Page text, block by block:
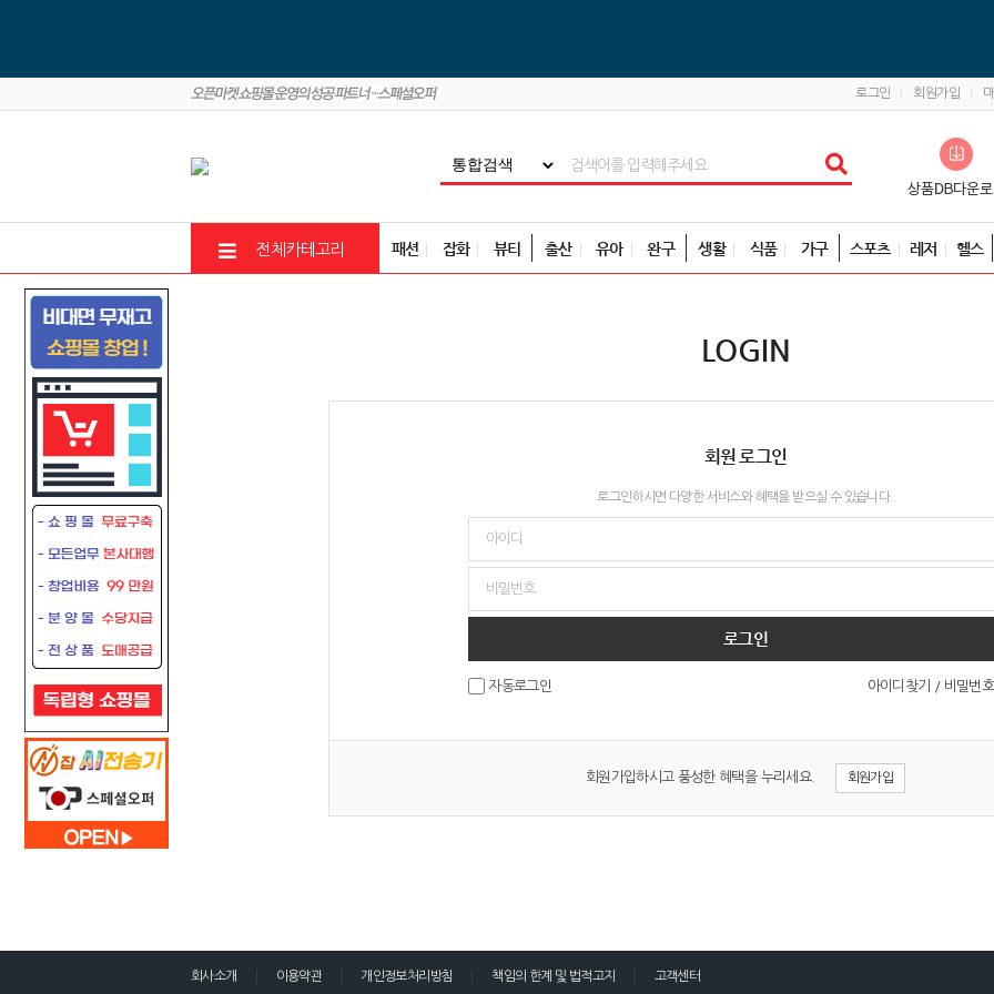
로그인 회원가입
전체카테고리 패션 잡화 뷰티 출산 유아 완구 생활 식품 가구 스포츠 레저 헬스
LOGIN
회원 로그인
로그인하시면 다양한 서비스와 혜택을 받으실 수 있습니다.
로그인
자동로그인 아이디찾기 / 비밀번
회원가입하시고 풍성한 혜택을 누리세요. 회원가입
회사소개 이용약관 개인정보처리방침 책임의 한계 및 법적고지 고객센터